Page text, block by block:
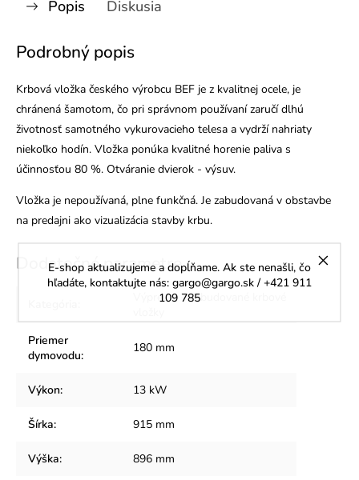
E-shop aktualizujeme a dopĺňame. Ak ste nenašli, čo
hľadáte, kontaktujte nás: gargo@gargo.sk / +421 911
109 785
Popis Diskusia
Podrobný popis
Krbová vložka českého výrobcu BEF je z kvalitnej ocele, je
chránená šamotom, čo pri správnom používaní zaručí dlhú
životnosť samotného vykurovacieho telesa a vydrží nahriaty
niekoľko hodín. Vložka ponúka kvalitné horenie paliva s
účinnosťou 80 %. Otváranie dvierok - výsuv.
Vložka je nepoužívaná, plne funkčná. Je zabudovaná v obstavbe
na predajni ako vizualizácia stavby krbu.
Dodatočné parametre
Výpredaj - Zabudované krbové
Priemer
dymovodu:
180 mm
Výkon: 13 kW
Šírka: 915 mm
Výška: 896 mm